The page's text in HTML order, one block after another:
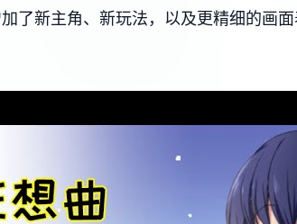
了​​新主角、新玩法​​，以及更精细的画